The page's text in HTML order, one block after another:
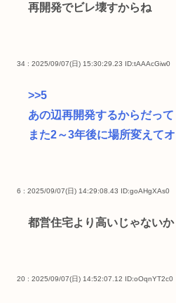
再開発でビレ壊すからね
34 : 2025/09/07(日) 15:30:29.23 ID:tAAAcGiw0
>>5
あの辺再開発するからだって
また2～3年後に場所変えて
6 : 2025/09/07(日) 14:29:08.43 ID:goAHgXAs0
都営住宅より高いじゃないか
20 : 2025/09/07(日) 14:52:07.12 ID:oOqnYT2c0